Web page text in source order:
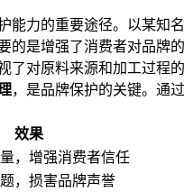
能力的重要途径。以某知
是增强了消费者对品牌的
了对原料来源和加工过程
，是品牌保护的关键。通
效果
，增强消费者信任
，损害品牌声誉